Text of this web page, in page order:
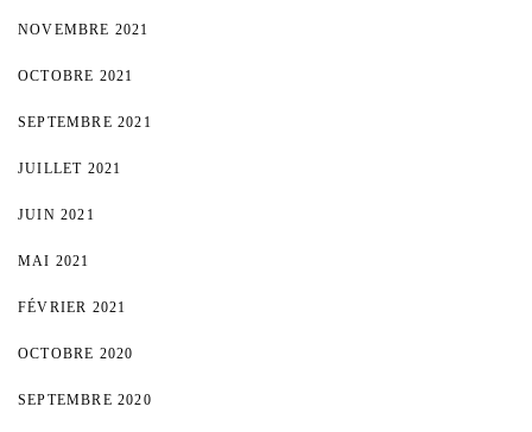
NOVEMBRE 2021
OCTOBRE 2021
SEPTEMBRE 2021
JUILLET 2021
JUIN 2021
MAI 2021
FÉVRIER 2021
OCTOBRE 2020
SEPTEMBRE 2020